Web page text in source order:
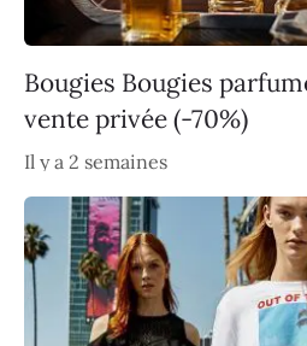
Bougies Bougies
vente privée (-70%)
Il y a 2 semaines